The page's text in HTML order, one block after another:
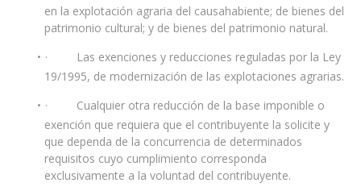
en la explotación agraria del causahabiente; de bienes del
patrimonio cultural; y de bienes del patrimonio natural.
· Las exenciones y reducciones reguladas por la Ley
19/1995, de modernización de las explotaciones agrarias.
· Cualquier otra reducción de la base imponible o
exención que requiera que el contribuyente la solicite y
que dependa de la concurrencia de determinados
requisitos cuyo cumplimiento corresponda
exclusivamente a la voluntad del contribuyente.